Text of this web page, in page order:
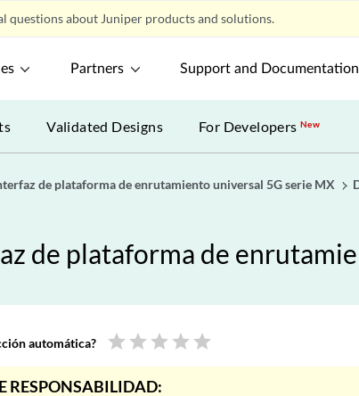
questions about Juniper products and solutions.
Partners Support and Documentation
Validated Designs For DevelopersNew
de plataforma de enrutamiento universal 5G serie MX
de plataforma de
automática? star star star star star
RESPONSABILIDAD: